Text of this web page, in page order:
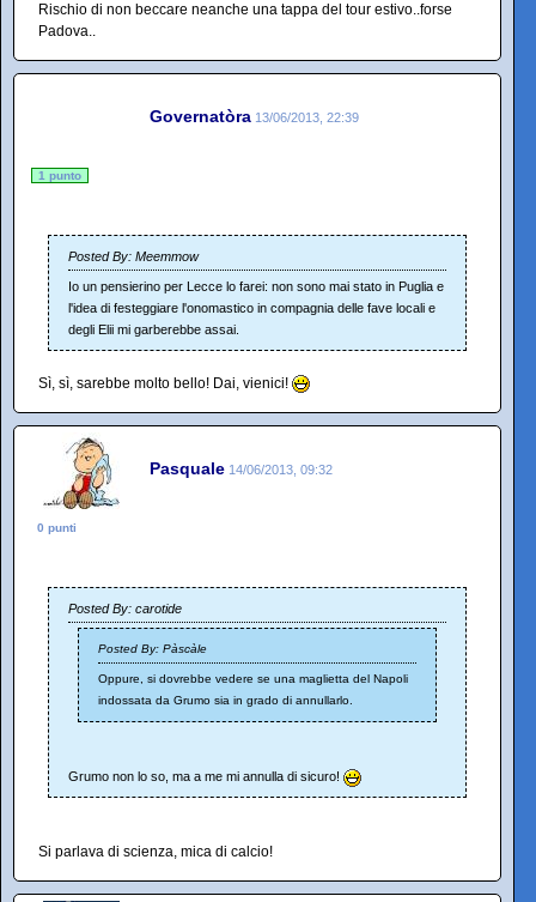
Rischio di non beccare neanche una tappa del tour estivo..forse
Padova..
Governatòra 13/06/2013, 22:39
1 punto
Posted By: Meemmow
Io un pensierino per Lecce lo farei: non sono mai stato in Puglia e
l'idea di festeggiare l'onomastico in compagnia delle fave locali e
degli Elii mi garberebbe assai.
Sì, sì, sarebbe molto bello! Dai, vienici!
Pasquale 14/06/2013, 09:32
0 punti
Posted By: carotide
Posted By: Pàscàle
Oppure, si dovrebbe vedere se una maglietta del Napoli
indossata da Grumo sia in grado di annullarlo.
Grumo non lo so, ma a me mi annulla di sicuro!
Si parlava di scienza, mica di calcio!